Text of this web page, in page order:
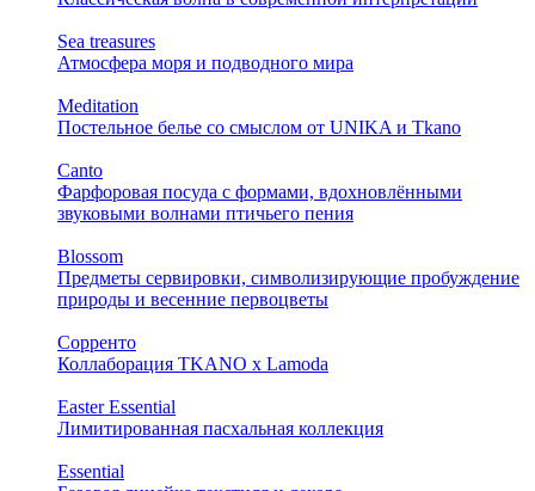
Sea treasures
Атмосфера моря и подводного мира
Meditation
Постельное белье со смыслом от UNIKA и Tkano
Canto
Фарфоровая посуда с формами, вдохновлёнными
звуковыми волнами птичьего пения
Blossom
Предметы сервировки, символизирующие пробуждение
природы и весенние первоцветы
Сорренто
Коллаборация TKANO х Lamoda
Easter Essential
Лимитированная пасхальная коллекция
Essential